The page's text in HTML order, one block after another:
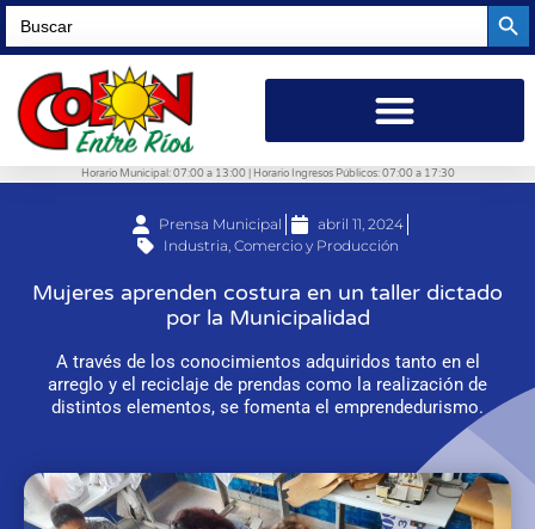
Search
for:
Horario Municipal: 07:00 a 13:00 | Horario Ingresos Públicos: 07:00 a 17:30
Prensa Municipal
abril 11, 2024
Industria, Comercio y Producción
Mujeres aprenden costura en un taller dictado
por la Municipalidad
A través de los conocimientos adquiridos tanto en el
arreglo y el reciclaje de prendas como la realización de
distintos elementos, se fomenta el emprendedurismo.